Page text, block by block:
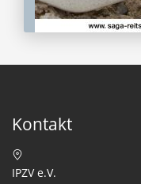
Kontakt
IPZV e.V.